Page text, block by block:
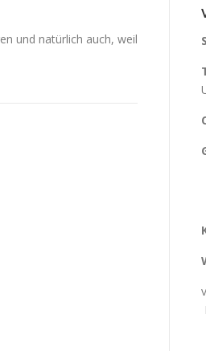
und natürlich auch, weil